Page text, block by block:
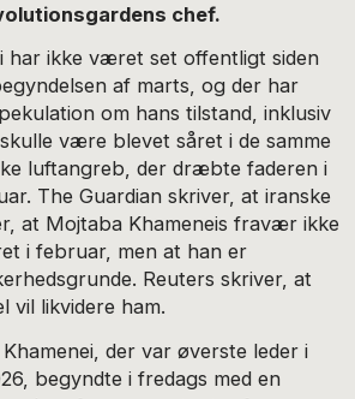
chef.
har ikke været set offentligt siden
af marts, og der har
om hans tilstand, inklusiv
være blevet såret i de samme
luftangreb, der dræbte faderen i
The Guardian skriver, at iranske
at Mojtaba Khameneis fravær ikke
i februar, men at han er
Reuters skriver, at
vil likvidere ham.
der var øverste leder i
begyndte i fredags med en